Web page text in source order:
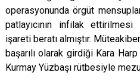
operasyonunda örgüt
patlayıcının infilak
işareti beratı almıştır.
başarılı olarak girdiği Kara
Kurmay Yüzbaşı rütbesiyle